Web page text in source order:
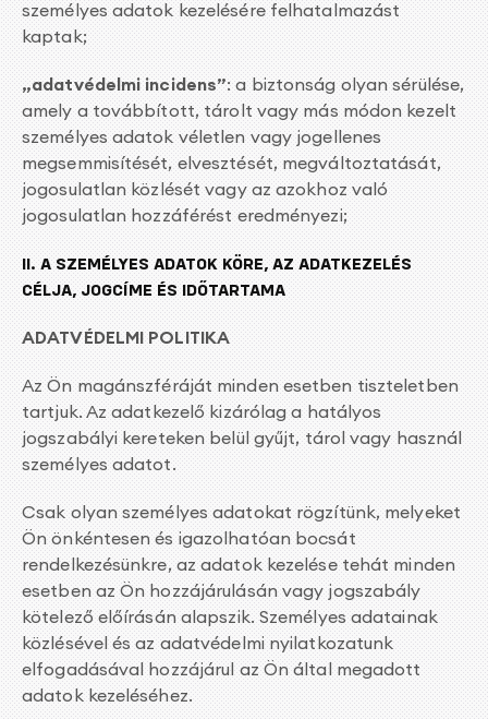
személyes adatok kezelésére felhatalmazást
kaptak;
„adatvédelmi incidens”: a biztonság olyan sérülése,
amely a továbbított, tárolt vagy más módon kezelt
személyes adatok véletlen vagy jogellenes
megsemmisítését, elvesztését, megváltoztatását,
jogosulatlan közlését vagy az azokhoz való
jogosulatlan hozzáférést eredményezi;
II. A SZEMÉLYES ADATOK KÖRE, AZ ADATKEZELÉS
CÉLJA, JOGCÍME ÉS IDŐTARTAMA
ADATVÉDELMI POLITIKA
Az Ön magánszféráját minden esetben tiszteletben
tartjuk. Az adatkezelő kizárólag a hatályos
jogszabályi kereteken belül gyűjt, tárol vagy használ
személyes adatot.
Csak olyan személyes adatokat rögzítünk, melyeket
Ön önkéntesen és igazolhatóan bocsát
rendelkezésünkre, az adatok kezelése tehát minden
esetben az Ön hozzájárulásán vagy jogszabály
kötelező előírásán alapszik. Személyes adatainak
közlésével és az adatvédelmi nyilatkozatunk
elfogadásával hozzájárul az Ön által megadott
adatok kezeléséhez.